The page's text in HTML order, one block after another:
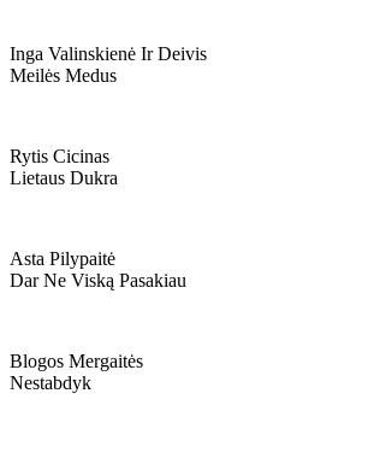
Inga Valinskienė Ir Deivis
Meilės Medus
Rytis Cicinas
Lietaus Dukra
Asta Pilypaitė
Dar Ne Viską Pasakiau
Blogos Mergaitės
Nestabdyk